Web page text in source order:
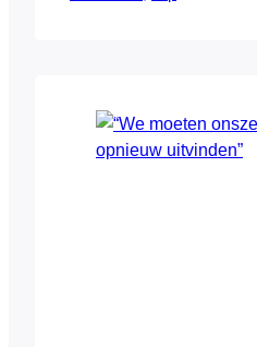
soort samenleving,